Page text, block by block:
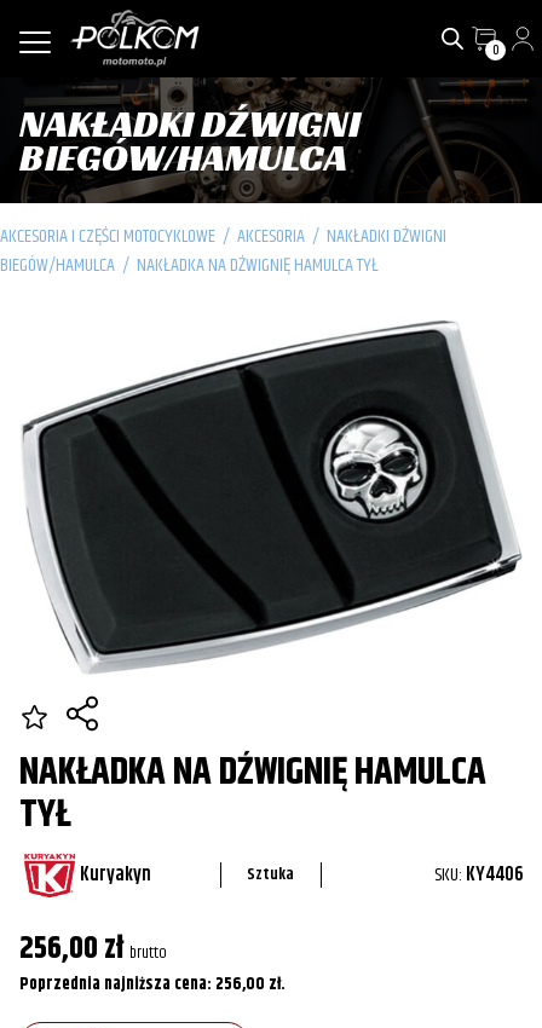
0
NAKŁADKI DŹWIGNI
BIEGÓW/HAMULCA
AKCESORIA I CZĘŚCI MOTOCYKLOWE / AKCESORIA / NAKŁADKI DŹWIGNI
BIEGÓW/HAMULCA / NAKŁADKA NA DŹWIGNIĘ HAMULCA TYŁ
NAKŁADKA NA DŹWIGNIĘ HAMULCA
TYŁ
Kuryakyn Sztuka SKU: KY4406
256,00zł brutto
Poprzednia najniższa cena: 256,00 zł.